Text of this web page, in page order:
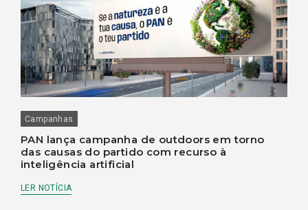
Campanhas
PAN lança campanha de outdoors em torno
das causas do partido com recurso à
inteligência artificial
LER NOTÍCIA